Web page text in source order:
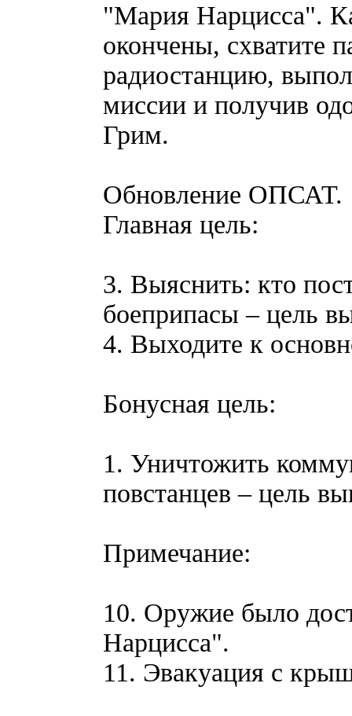
"Мария Нарцисса".
окончены, схватите
радиостанцию,
миссии и получив
Грим.
Обновление ОПСАТ.
Главная цель:
3. Выяснить: кто
боеприпасы – цель
4. Выходите к
Бонусная цель:
1. Уничтожить
повстанцев – цель
Примечание:
10. Оружие было
Нарцисса".
11. Эвакуация с